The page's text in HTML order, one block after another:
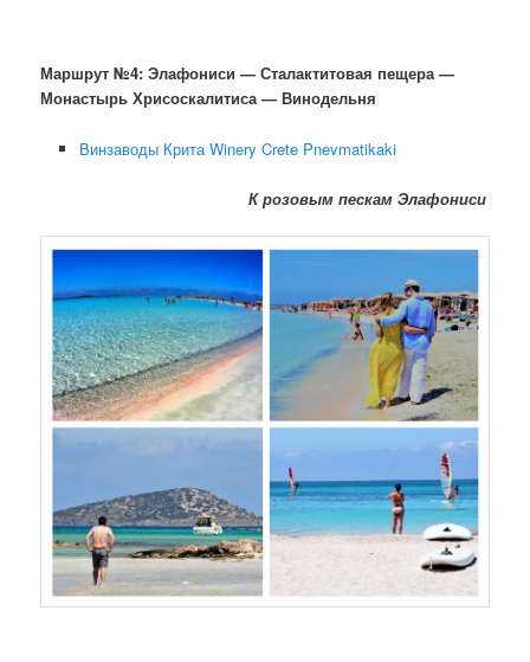
Маршрут №4: Элафониси — Сталактитовая пещера —
Монастырь Хрисоскалитиса — Винодельня
Винзаводы Крита Winery Crete Pnevmatikaki
К розовым пескам Элафониси